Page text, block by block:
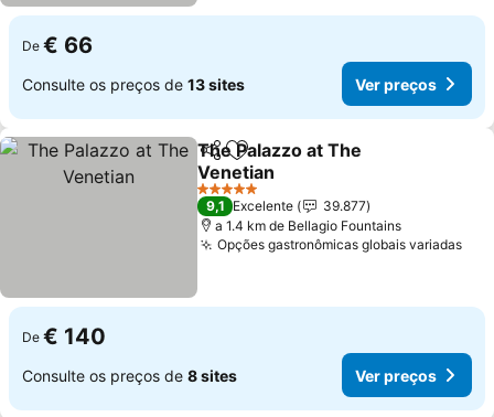
De € 66
Consulte os preços de 13 sites Ver preços
PartilharAdicionar aos favoritos
The Palazzo at The
Venetian
5 Estrelas
9,1 Excelente
39.877
a 1.4 km de Bellagio Fountains
Opções gastronômicas globais variadas
De € 140
Consulte os preços de 8 sites Ver preços